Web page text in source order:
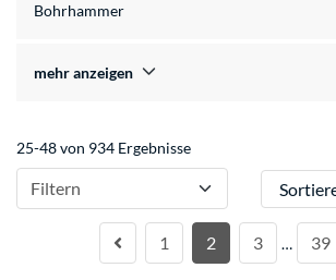
Bohrhammer
mehr anzeigen
25-48 von 934 Ergebnisse
Filtern Sortieren
1 2 3 … 39